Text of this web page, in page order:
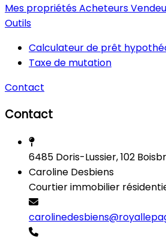
Mes propriétésAcheteurs
Outils
Calculateur de prêt
Taxe de mutation
Contact
Contact
6485 Doris-Lussier, 102
Caroline Desbiens
Courtier immobilier